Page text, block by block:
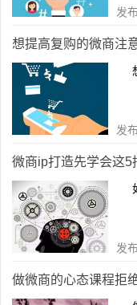
发
想提高复购的微商注
发
微商ip打造先学会这5
发
做微商的心态课程拒